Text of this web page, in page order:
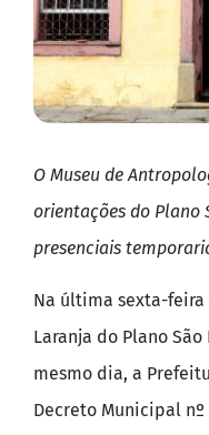
O Museu de
orientações do Plano
presenciais
Na última sexta-feira
Laranja do Plano
mesmo dia, a
Decreto Municipal